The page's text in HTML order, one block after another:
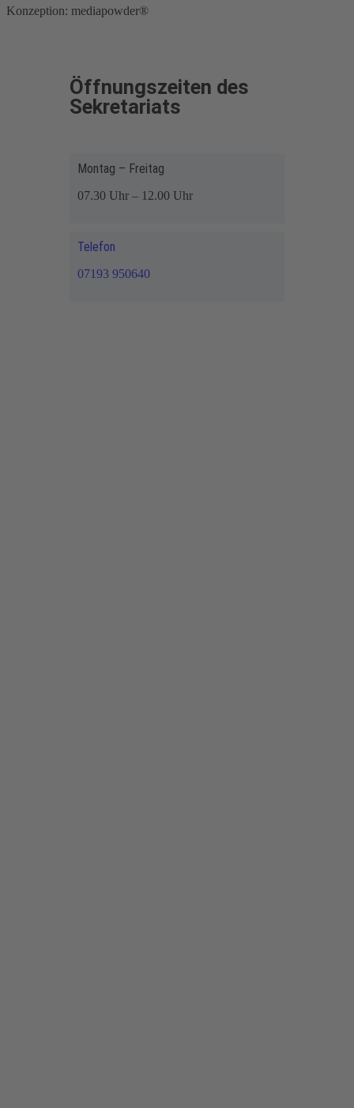
Konzeption: mediapowder®
Öffnungszeiten des
Sekretariats
Montag – Freitag
07.30 Uhr – 12.00 Uhr
Telefon
07193 950640